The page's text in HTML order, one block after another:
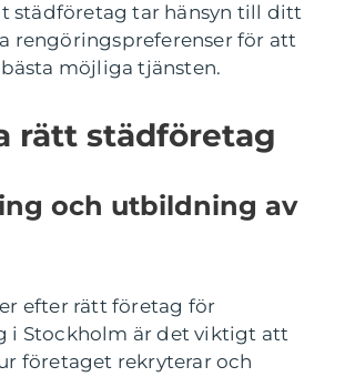
städföretag tar hänsyn till ditt
rengöringspreferenser för att
möjliga tjänsten.
rätt städföretag
och utbildning av
efter rätt företag för
i Stockholm är det viktigt att
företaget rekryterar och